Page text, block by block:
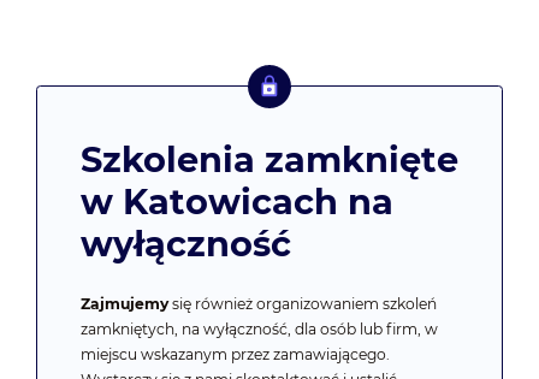
Szkolenia zamknięte
w Katowicach na
wyłączność
Zajmujemysię również organizowaniem szkoleń
zamkniętych, na wyłączność, dla osób lub firm, w
miejscu wskazanym przez zamawiającego.